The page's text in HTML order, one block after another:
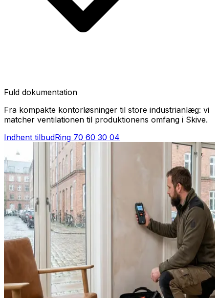
Fuld dokumentation
Fra kompakte kontorløsninger til store industrianlæg: vi
matcher ventilationen til produktionens omfang i Skive.
Indhent tilbudRing 70 60 30 04